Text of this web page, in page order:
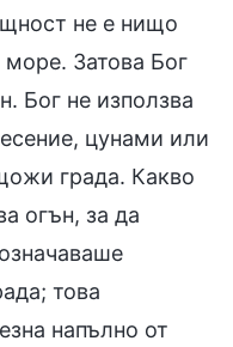
не е нищо
море. Затова Бог
Бог не използва
цунами или
града. Какво
огън, за да
това
напълно от